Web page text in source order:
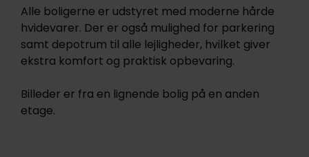
Alle boligerne er udstyret med moderne hårde
hvidevarer. Der er også mulighed for parkering
samt depotrum til alle lejligheder, hvilket giver
ekstra komfort og praktisk opbevaring.
Billeder er fra en lignende bolig på en anden
etage.